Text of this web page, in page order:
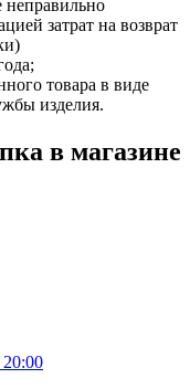
неправильно
затрат на возврат
товара в виде
изделия.
в магазине